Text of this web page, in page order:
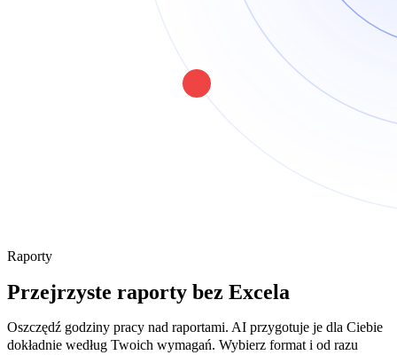
Raporty
Przejrzyste raporty bez Excela
Oszczędź godziny pracy nad raportami. AI przygotuje je dla Ciebie
dokładnie według Twoich wymagań. Wybierz format i od razu